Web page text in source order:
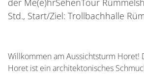
der Me(e)hrSehenTour
Std., Start/Ziel: Trollbachhalle
Willkommen am Aussichtsturm Horet!
Horet ist ein architektonisches